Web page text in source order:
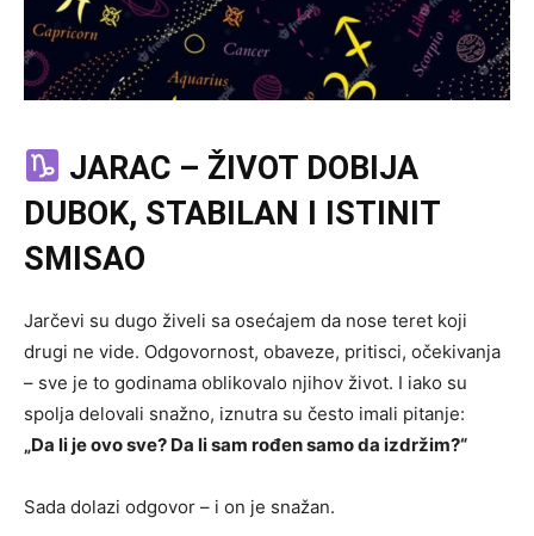
JARAC – ŽIVOT DOBIJA
DUBOK, STABILAN I ISTINIT
SMISAO
Jarčevi su dugo živeli sa osećajem da nose teret koji
drugi ne vide. Odgovornost, obaveze, pritisci, očekivanja
– sve je to godinama oblikovalo njihov život. I iako su
spolja delovali snažno, iznutra su često imali pitanje:
„Da li je ovo sve? Da li sam rođen samo da izdržim?“
Sada dolazi odgovor – i on je snažan.